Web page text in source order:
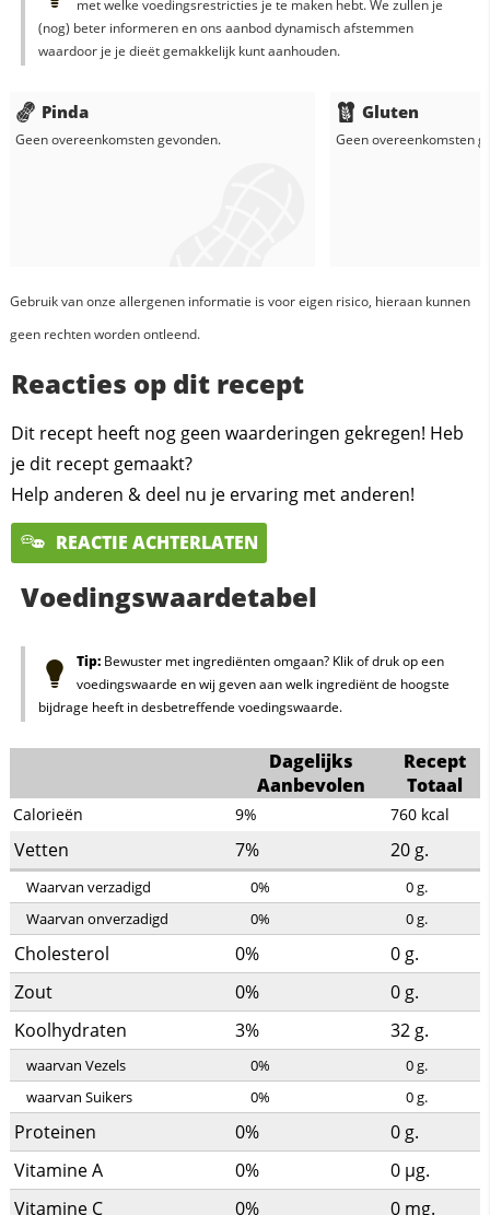
met welke voedingsrestricties je te maken hebt. We zullen je
(nog) beter informeren en ons aanbod dynamisch afstemmen
waardoor je je dieët gemakkelijk kunt aanhouden.
Pinda
Geen overeenkomsten gevonden.
Gluten
Geen overeenkomsten
Gebruik van onze allergenen informatie is voor eigen risico, hieraan kunnen
geen rechten worden ontleend.
Reacties op dit recept
Dit recept heeft nog geen waarderingen gekregen! Heb
je dit recept gemaakt?
Help anderen & deel nu je ervaring met anderen!
REACTIE ACHTERLATEN
Voedingswaardetabel
Tip:Bewuster met ingrediënten omgaan? Klik of druk op een
voedingswaarde en wij geven aan welk ingrediënt de hoogste
bijdrage heeft in desbetreffende voedingswaarde.
Dagelijks
Aanbevolen
Recept
Totaal
Calorieën 9% 760 kcal
Vetten 7% 20g.
Waarvan verzadigd 0% 0g.
Waarvan onverzadigd
0% 0g.
Cholesterol 0% 0g.
Zout
0% 0g.
Koolhydraten
3% 32g.
waarvan Vezels 0% 0g.
waarvan Suikers
0% 0g.
Proteinen 0% 0g.
Vitamine A
0% 0 µg.
Vitamine C
0% 0 mg.